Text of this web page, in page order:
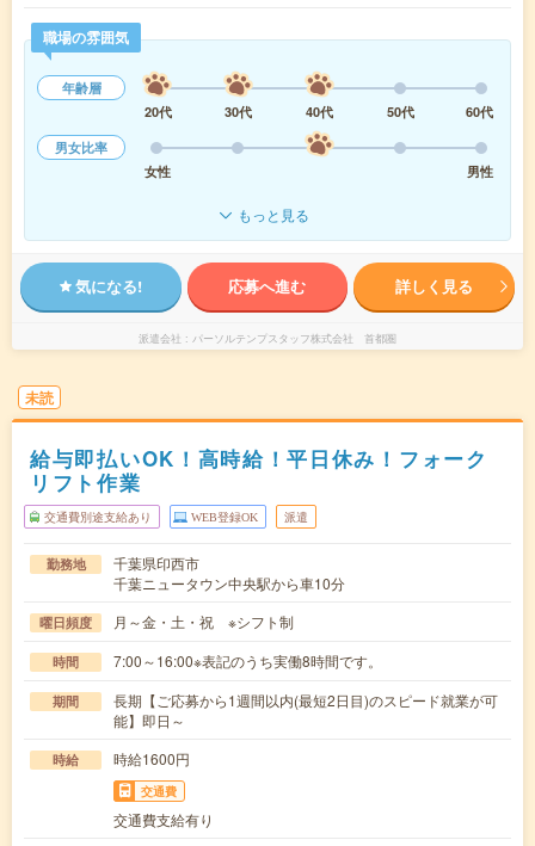
職場の雰囲気
年齢層
20代
30代 40代 50代
60代
男女比率
女性
男性
もっと見る
気になる! 応募へ進む 詳しく見る
派遣会社 パーソルテンプスタッフ株式会社 首都圏
未読
給与即払いOK！高時給！平日休み！フォーク
リフト作業
交通費別途支給あり WEB登録OK 派遣
勤務地
千葉県印西市
千葉ニュータウン中央駅から車10分
曜日頻度 月～金・土・祝 ※シフト制
時間 7:00～16:00※表記のうち実働8時間です。
期間
長期【ご応募から1週間以内(最短2日目)のスピード就業が可
能】即日～
時給 時給1600円
交通費
交通費支給有り